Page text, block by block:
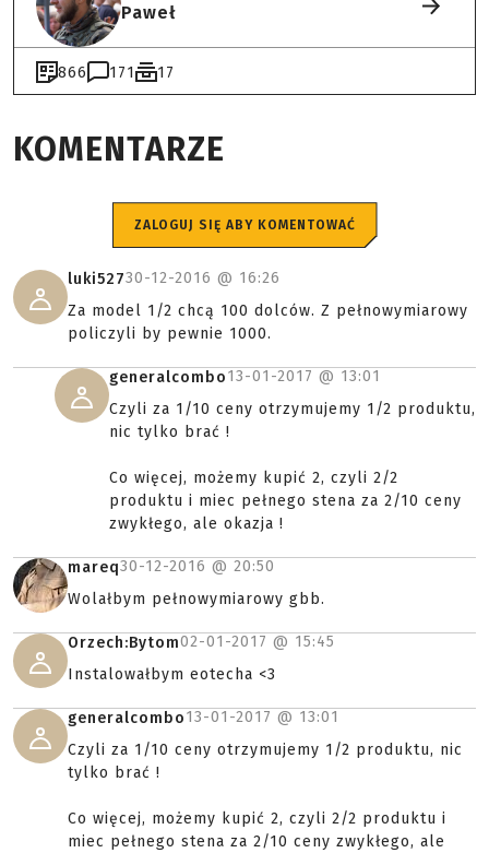
Paweł
866 171 17
KOMENTARZE
ZALOGUJ SIĘ ABY KOMENTOWAĆ
luki52730-12-2016 @ 16:26
Za model 1/2 chcą 100 dolców. Z pełnowymiarowy
policzyli by pewnie 1000.
generalcombo13-01-2017 @ 13:01
Czyli za 1/10 ceny otrzymujemy 1/2 produktu,
nic tylko brać !
Co więcej, możemy kupić 2, czyli 2/2
produktu i miec pełnego stena za 2/10 ceny
zwykłego, ale okazja !
mareq30-12-2016 @ 20:50
Wolałbym pełnowymiarowy gbb.
Orzech:Bytom02-01-2017 @ 15:45
Instalowałbym eotecha <3
generalcombo13-01-2017 @ 13:01
Czyli za 1/10 ceny otrzymujemy 1/2 produktu, nic
tylko brać !
Co więcej, możemy kupić 2, czyli 2/2 produktu i
miec pełnego stena za 2/10 ceny zwykłego, ale